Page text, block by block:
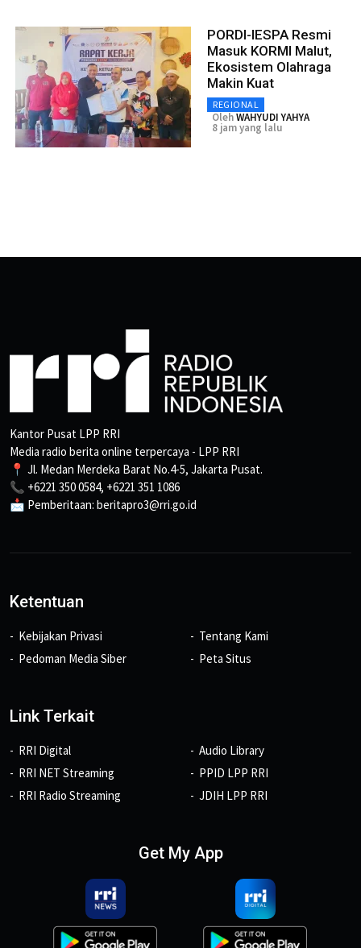
PORDI-IESPA Resmi
Masuk KORMI Malut,
Ekosistem Olahraga
Makin Kuat
REGIONAL
OlehWAHYUDI YAHYA
8 jam yang lalu
Kantor Pusat LPP RRI
Media radio berita online terpercaya - LPP RRI
📍 Jl. Medan Merdeka Barat No.4-5, Jakarta Pusat.
📞 +6221 350 0584, +6221 351 1086
📩 Pemberitaan: beritapro3@rri.go.id
Ketentuan
Kebijakan Privasi
Pedoman Media Siber
Tentang Kami
Peta Situs
Link Terkait
RRI Digital
RRI NET Streaming
RRI Radio Streaming
Audio Library
PPID LPP RRI
JDIH LPP RRI
Get My App